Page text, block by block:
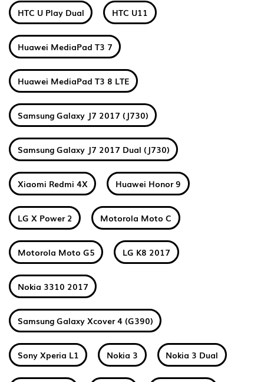
HTC U Play Dual HTC U11
Huawei MediaPad T3 7
Huawei MediaPad T3 8 LTE
Samsung Galaxy J7 2017 (J730)
Samsung Galaxy J7 2017 Dual (J730)
Xiaomi Redmi 4X Huawei Honor 9
LG X Power 2 Motorola Moto C
Motorola Moto G5 LG K8 2017
Nokia 3310 2017
Samsung Galaxy Xcover 4 (G390)
Sony Xperia L1 Nokia 3 Nokia 3 Dual